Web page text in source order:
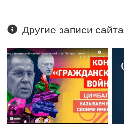
Другие записи сайта